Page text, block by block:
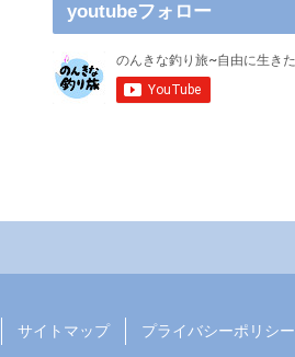
youtubeフォロー
サイトマップ プライバシーポリシー